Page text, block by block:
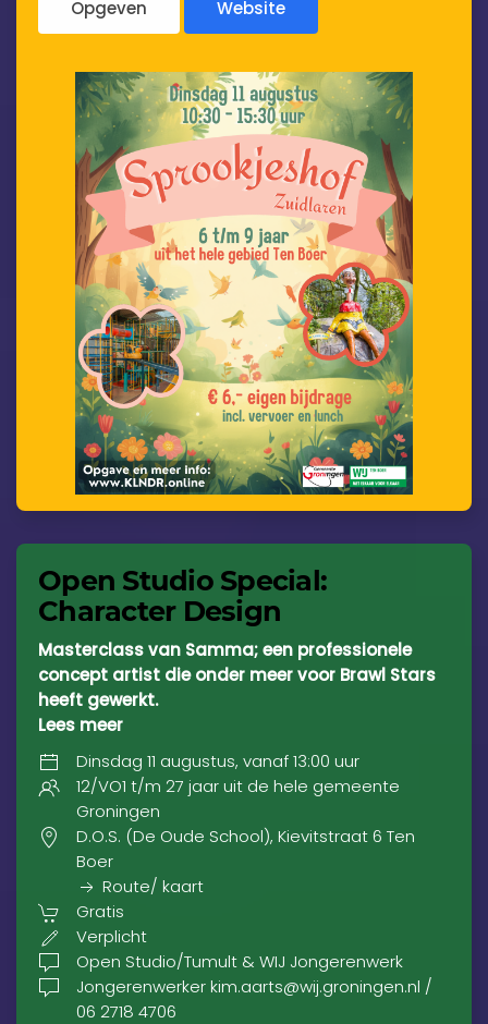
Opgeven Website
Open Studio Special:
Character Design
Masterclass van Samma; een professionele
concept artist die onder meer voor Brawl Stars
heeft gewerkt.
Lees meer
Dinsdag 11 augustus, vanaf 13:00 uur
12/VO1 t/m 27 jaar uit de hele gemeente
Groningen
D.O.S. (De Oude School), Kievitstraat 6 Ten
Boer
Route/ kaart
Gratis
Verplicht
Open Studio/Tumult & WIJ Jongerenwerk
Jongerenwerker kim.aarts@wij.groningen.nl /
06 2718 4706